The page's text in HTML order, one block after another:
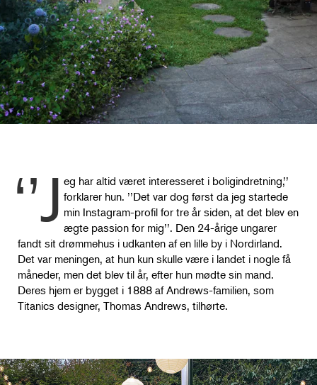
‘’J eg har altid været interesseret i boligindretning,’’
forklarer hun. ’’Det var dog først da jeg startede
min Instagram-profil for tre år siden, at det blev en
ægte passion for mig’’. Den 24-årige ungarer
fandt sit drømmehus i udkanten af en lille by i Nordirland.
Det var meningen, at hun kun skulle være i landet i nogle få
måneder, men det blev til år, efter hun mødte sin mand.
Deres hjem er bygget i 1888 af Andrews-familien, som
Titanics designer, Thomas Andrews, tilhørte.